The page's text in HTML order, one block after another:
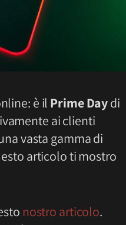
è il Prime Daydi
ai clienti
vasta gamma di
articolo ti mostro
nostro articolo.